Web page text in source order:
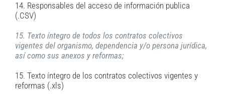
14. Responsables del acceso de información publica
(.CSV)
15. Texto íntegro de todos los contratos colectivos
vigentes del organismo, dependencia y/o persona jurídica,
así como sus anexos y reformas;
15. Texto íntegro de los contratos colectivos vigentes y
reformas (.xls)